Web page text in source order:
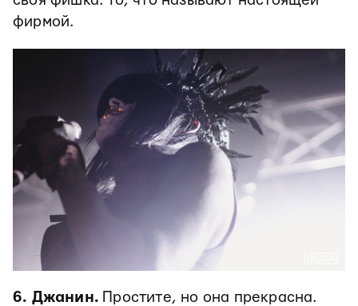
фирмой.
6. Джанин. Простите, но она прекрасна.